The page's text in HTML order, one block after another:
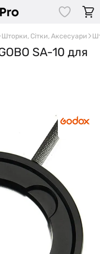
Шторки, Сітки, Аксесуари
SA-10 для